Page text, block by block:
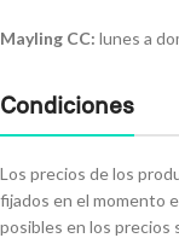
Mayling CC: lunes a
Condiciones
Los precios de los
fijados en el momento
posibles en los precios